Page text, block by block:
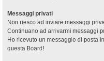
Messaggi privati
Non riesco ad inviare messaggi
Continuano ad arrivarmi messaggi
Ho ricevuto un messaggio di posta
questa Board!